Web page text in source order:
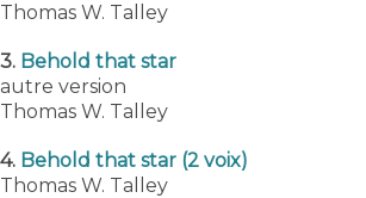
Thomas W. Talley
3. Behold that star
autre version
Thomas W. Talley
4. Behold that star (2 voix)
Thomas W. Talley